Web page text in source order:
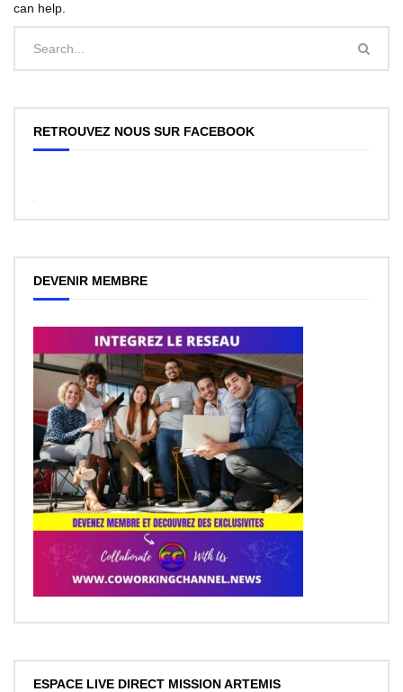
can help.
RETROUVEZ NOUS SUR FACEBOOK
DEVENIR MEMBRE
ESPACE LIVE DIRECT MISSION ARTEMIS